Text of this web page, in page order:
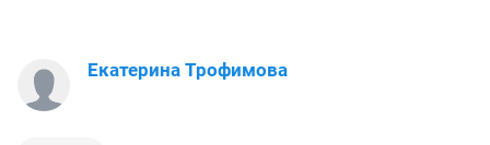
Екатерина Трофимова